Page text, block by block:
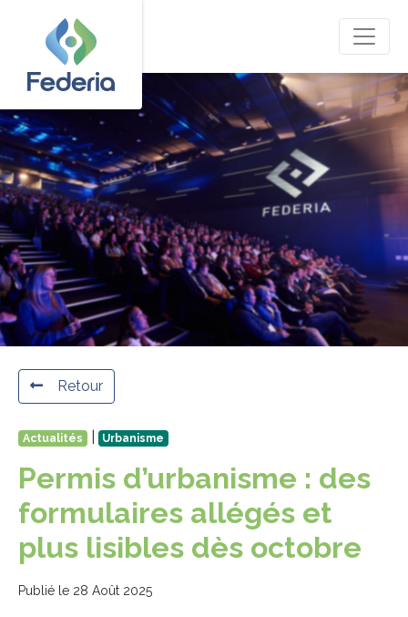
Retour
Actualités | Urbanisme
Permis d’urbanisme : des
formulaires allégés et
plus lisibles dès octobre
Publié le 28 Août 2025